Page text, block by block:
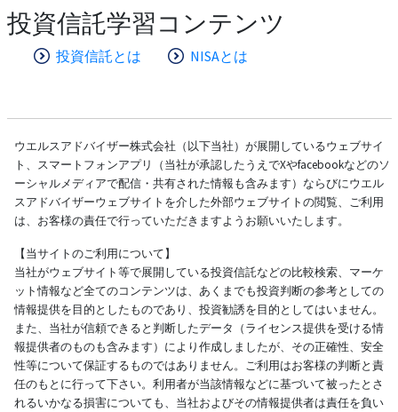
投資信託学習コンテンツ
投資信託とは NISAとは
ウエルスアドバイザー株式会社（以下当社）が展開しているウェブサイ
ト、スマートフォンアプリ（当社が承認したうえでXやfacebookなどのソ
ーシャルメディアで配信・共有された情報も含みます）ならびにウエル
スアドバイザーウェブサイトを介した外部ウェブサイトの閲覧、ご利用
は、お客様の責任で行っていただきますようお願いいたします。
【当サイトのご利用について】
当社がウェブサイト等で展開している投資信託などの比較検索、マーケ
ット情報など全てのコンテンツは、あくまでも投資判断の参考としての
情報提供を目的としたものであり、投資勧誘を目的としてはいません。
また、当社が信頼できると判断したデータ（ライセンス提供を受ける情
報提供者のものも含みます）により作成しましたが、その正確性、安全
性等について保証するものではありません。ご利用はお客様の判断と責
任のもとに行って下さい。利用者が当該情報などに基づいて被ったとさ
れるいかなる損害についても、当社およびその情報提供者は責任を負い